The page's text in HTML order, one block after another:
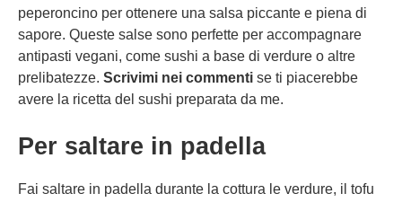
peperoncino per ottenere una salsa piccante e piena di
sapore. Queste salse sono perfette per accompagnare
antipasti vegani, come sushi a base di verdure o altre
prelibatezze. Scrivimi nei commenti se ti piacerebbe
avere la ricetta del sushi preparata da me.
Per saltare in padella
Fai saltare in padella durante la cottura le verdure, il tofu